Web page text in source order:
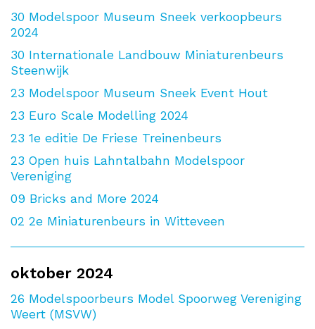
30 Modelspoor Museum Sneek verkoopbeurs
2024
30 Internationale Landbouw Miniaturenbeurs
Steenwijk
23 Modelspoor Museum Sneek Event Hout
23 Euro Scale Modelling 2024
23 1e editie De Friese Treinenbeurs
23 Open huis Lahntalbahn Modelspoor
Vereniging
09 Bricks and More 2024
02 2e Miniaturenbeurs in Witteveen
oktober 2024
26 Modelspoorbeurs Model Spoorweg Vereniging
Weert (MSVW)